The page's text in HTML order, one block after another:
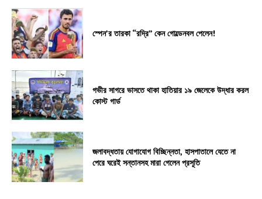
স্পেন’র তারকা “রদ্রি” কেন গোল্ডেনবল পেলেন!
গভীর সাগরে ভাসতে থাকা হাতিয়ার ১৯ জেলেকে উদ্ধার করল
কোস্ট গার্ড
জলাবদ্ধতায় যোগাযোগ বিচ্ছিন্নতা, হাসপাতালে যেতে না
পেরে ঘরেই সন্তানসহ মারা গেলেন প্রসূতি